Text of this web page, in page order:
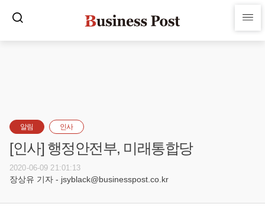
알림 인사
[인사] 행정안전부, 미래통합당
2020-06-09 21:01:13
장상유 기자 - jsyblack@businesspost.co.kr